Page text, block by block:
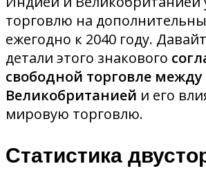
торговлю на
ежегодно к 2040 году.
детали этого знакового
свободной торговле
Великобританией и его
мировую торговлю.
Статистика